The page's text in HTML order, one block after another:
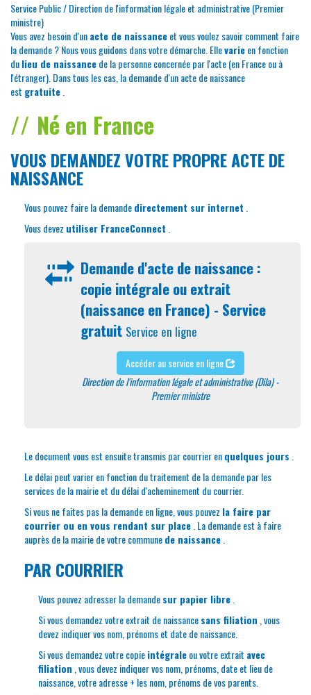
Service Public / Direction de l'information légale et administrative (Premier
ministre)
Vous avez besoin d'unacte de naissanceet vous voulez savoir comment faire
la demande ? Nous vous guidons dans votre démarche. Ellevarieen fonction
dulieu de naissancede la personne concernée par l'acte (en France ou à
l'étranger). Dans tous les cas, la demande d'un acte de naissance
est gratuite
Né en France
VOUS DEMANDEZ VOTRE PROPRE ACTE DE
NAISSANCE
Vous pouvez faire la demandedirectement sur internet
Vous devez utiliser FranceConnect
Demande d'acte de naissance :
copie intégrale ou extrait
(naissance en France) - Service
gratuit Service en ligne
Accéder au service en ligne
Direction de l'information légale et administrative (Dila) -
Premier ministre
Le document vous est ensuite transmis par courrier enquelques jours
Le délai peut varier en fonction du traitement de la demande par les
services de la mairie et du délai d'acheminement du courrier.
Si vous ne faites pas la demande en ligne, vous pouvez la faire par
courrier ou en vous rendant sur place . La demande est à faire
auprès de la mairie de votre communede naissance
PAR COURRIER
Vous pouvez adresser la demandesur papier libre
Si vous demandez votre extrait de naissancesans filiation , vous
devez indiquer vos nom, prénoms et date de naissance.
Si vous demandez votre copieintégraleou votre extrait avec
filiation , vous devez indiquer vos nom, prénoms, date et lieu de
naissance, votre adresse + les nom, prénoms de vos parents.